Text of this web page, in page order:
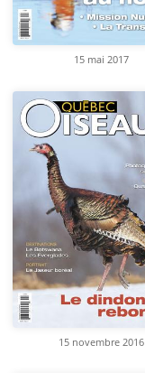
15 mai 2017
15 novembre 2016